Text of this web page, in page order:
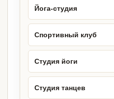
Йога-студия
Спортивный клуб
Студия йоги
Студия танцев